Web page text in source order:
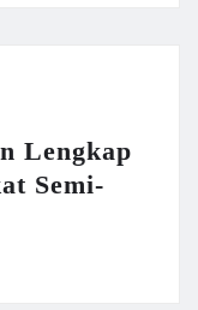
Lengkap
Semi-